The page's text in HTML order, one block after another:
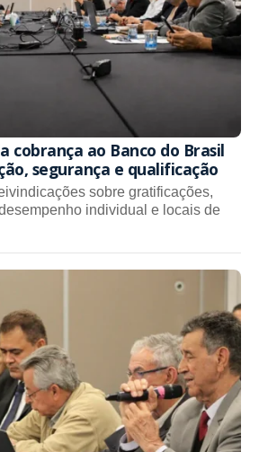
cobrança ao Banco do Brasil
segurança e qualificação
sobre gratificações,
individual e locais de